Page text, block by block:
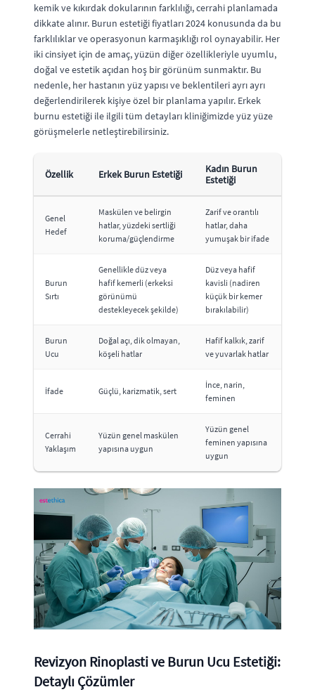
kemik ve kıkırdak dokularının farklılığı, cerrahi planlamada
dikkate alınır. Burun estetiği fiyatları 2024 konusunda da bu
farklılıklar ve operasyonun karmaşıklığı rol oynayabilir. Her
iki cinsiyet için de amaç, yüzün diğer özellikleriyle uyumlu,
doğal ve estetik açıdan hoş bir görünüm sunmaktır. Bu
nedenle, her hastanın yüz yapısı ve beklentileri ayrı ayrı
değerlendirilerek kişiye özel bir planlama yapılır. Erkek
burnu estetiği ile ilgili tüm detayları kliniğimizde yüz yüze
görüşmelerle netleştirebilirsiniz.
Özellik Erkek Burun Estetiği
Kadın Burun
Estetiği
Genel
Hedef
Maskülen ve belirgin
hatlar, yüzdeki sertliği
koruma/güçlendirme
Zarif ve orantılı
hatlar, daha
yumuşak bir ifade
Burun
Sırtı
Genellikle düz veya
hafif kemerli (erkeksi
görünümü
destekleyecek şekilde)
Düz veya hafif
kavisli (nadiren
küçük bir kemer
bırakılabilir)
Burun
Ucu
Doğal açı, dik olmayan,
köşeli hatlar
Hafif kalkık, zarif
ve yuvarlak hatlar
İfade Güçlü, karizmatik, sert
İnce, narin,
feminen
Cerrahi
Yaklaşım
Yüzün genel maskülen
yapısına uygun
Yüzün genel
feminen yapısına
uygun
Revizyon Rinoplasti ve Burun Ucu Estetiği:
Detaylı Çözümler